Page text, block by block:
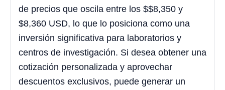
de precios que oscila entre los $$8,350 y
$8,360 USD, lo que lo posiciona como una
inversión significativa para laboratorios y
centros de investigación. Si desea obtener una
cotización personalizada y aprovechar
descuentos exclusivos, puede generar un